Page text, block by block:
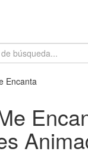
Encanta